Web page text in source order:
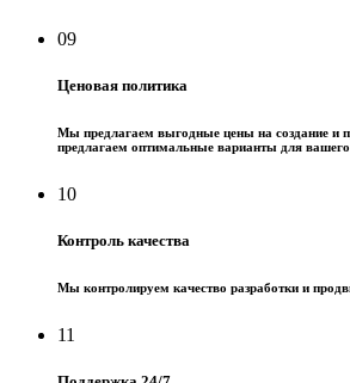
09
Ценовая политика
Мы предлагаем выгодные цены на создание и
предлагаем оптимальные варианты для вашего
10
Контроль качества
Мы контролируем качество разработки и
11